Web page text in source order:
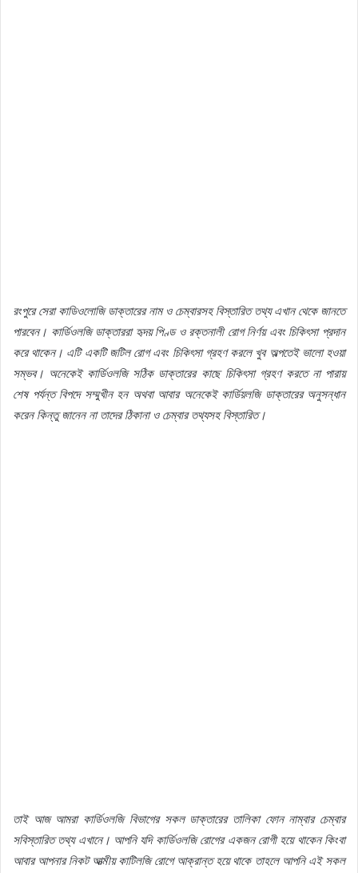
রংপুরে সেরা কাডিওলোজি ডাক্তারের নাম ও চেম্বারসহ বিস্তারিত তথ্য এখান থেকে জানতে
পারবেন। কার্ডিওলজি ডাক্তাররা হৃদয় পিণ্ড ও রক্তনালী রোগ নির্ণয় এবং চিকিৎসা প্রদান
করে থাকেন। এটি একটি জটিল রোগ এবং চিকিৎসা গ্রহণ করলে খুব অল্পতেই ভালো হওয়া
সম্ভব। অনেকেই কার্ডিওলজি সঠিক ডাক্তারের কাছে চিকিৎসা গ্রহণ করতে না পারায়
শেষ পর্যন্ত বিপদে সম্মুখীন হন অথবা আবার অনেকেই কার্ডিয়লজি ডাক্তারের অনুসন্ধান
করেন কিন্তু জানেন না তাদের ঠিকানা ও চেম্বার তথ্যসহ বিস্তারিত।
তাই আজ আমরা কার্ডিওলজি বিভাগের সকল ডাক্তারের তালিকা ফোন নাম্বার চেম্বার
সবিস্তারিত তথ্য এখানে। আপনি যদি কার্ডিওলজি রোগের একজন রোগী হয়ে থাকেন কিংবা
আবার আপনার নিকট আত্মীয় কাটিলজি রোগে আক্রান্ত হয়ে থাকে তাহলে আপনি এই সকল